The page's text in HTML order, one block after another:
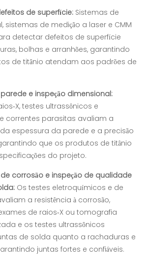
de superfície: Sistemas de
sistemas de medição a laser e CMM
detectar defeitos de superfície
bolhas e arranhões, garantindo
de titânio atendam aos padrões de
e inspeção dimensional:
X, testes ultrassônicos e
correntes parasitas avaliam a
espessura da parede e a precisão
que os produtos de titânio
do projeto.
corrosão e inspeção de qualidade
Os testes eletroquímicos e de
a resistência à corrosão,
de raios-X ou tomografia
e os testes ultrassônicos
de solda quanto a rachaduras e
juntas fortes e confiáveis.